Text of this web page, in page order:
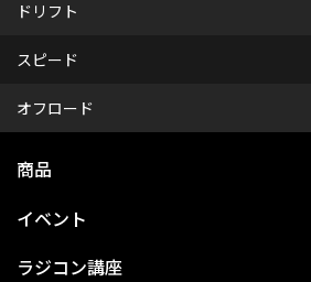
ドリフト
スピード
オフロード
商品
イベント
ラジコン講座